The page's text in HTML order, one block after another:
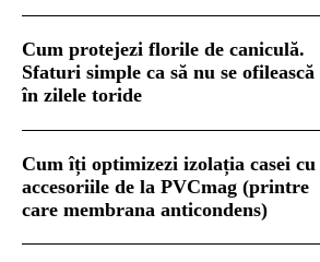
Cum protejezi florile de caniculă.
Sfaturi simple ca să nu se ofilească
în zilele toride
Cum îți optimizezi izolația casei cu
accesoriile de la PVCmag (printre
care membrana anticondens)